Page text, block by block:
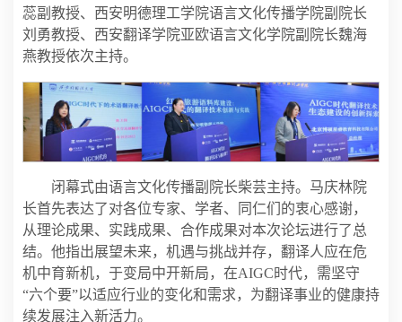
蕊副教授、西安明德理工学院语言文化传播学院副院长
刘勇教授、西安翻译学院亚欧语言文化学院副院长魏海
燕教授依次主持。
闭幕式由语言文化传播副院长柴芸主持。马庆林院
长首先表达了对各位专家、学者、同仁们的衷心感谢，
从理论成果、实践成果、合作成果对本次论坛进行了总
结。他指出展望未来，机遇与挑战并存，翻译人应在危
机中育新机，于变局中开新局，在AIGC时代，需坚守
“六个要”以适应行业的变化和需求，为翻译事业的健康持
续发展注入新活力。